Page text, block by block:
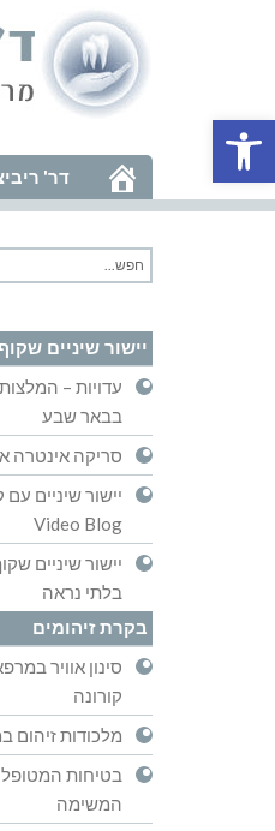
פתח סרגל נגישות
דר'
יישור שיניים
עדויות –
בבאר שבע
סריקה אינטרה
יישור שיניים
Video Blog
יישור שיניים
בלתי נראה
בקרת זיהומים
סינון אוויר
קורונה
מלכודות זיהום
בטיחות
המשימה